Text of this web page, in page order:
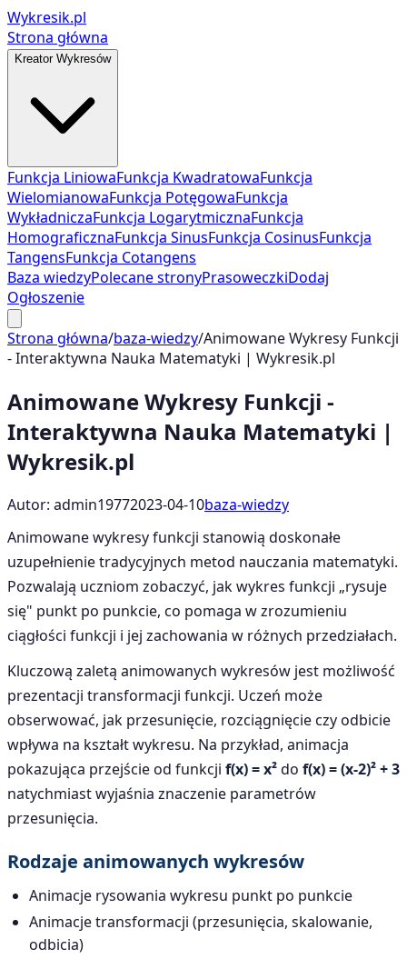
Wykresik.pl
Strona główna
Kreator Wykresów
Funkcja LiniowaFunkcja KwadratowaFunkcja
WielomianowaFunkcja PotęgowaFunkcja
WykładniczaFunkcja LogarytmicznaFunkcja
HomograficznaFunkcja SinusFunkcja CosinusFunkcja
TangensFunkcja Cotangens
Baza wiedzyPolecane stronyPrasoweczkiDodaj
Ogłoszenie
Strona główna/baza-wiedzy/Animowane Wykresy Funkcji
- Interaktywna Nauka Matematyki | Wykresik.pl
Animowane Wykresy Funkcji -
Interaktywna Nauka Matematyki |
Wykresik.pl
Autor: admin19772023-04-10baza-wiedzy
Animowane wykresy funkcji stanowią doskonałe
uzupełnienie tradycyjnych metod nauczania matematyki.
Pozwalają uczniom zobaczyć, jak wykres funkcji „rysuje
się" punkt po punkcie, co pomaga w zrozumieniu
ciągłości funkcji i jej zachowania w różnych przedziałach.
Kluczową zaletą animowanych wykresów jest możliwość
prezentacji transformacji funkcji. Uczeń może
obserwować, jak przesunięcie, rozciągnięcie czy odbicie
wpływa na kształt wykresu. Na przykład, animacja
pokazująca przejście od funkcji f(x) = x²do f(x) = (x-2)² + 3
natychmiast wyjaśnia znaczenie parametrów
przesunięcia.
Rodzaje animowanych wykresów
Animacje rysowania wykresu punkt po punkcie
Animacje transformacji (przesunięcia, skalowanie,
odbicia)